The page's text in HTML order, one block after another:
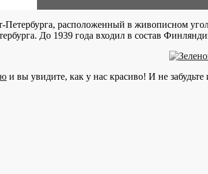
Петербурга, расположенный в живописном
До 1939 года входил в состав
и вы увидите, как у нас красиво! И не забудьте